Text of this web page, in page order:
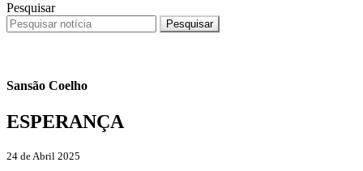
Pesquisar
Pesquisar
Sansão Coelho
ESPERANÇA
24 de Abril 2025